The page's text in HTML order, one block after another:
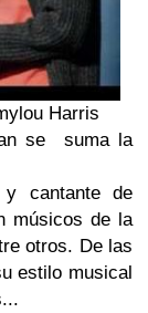
Harris
se suma la
y cantante de
músicos de la
otros. De las
estilo musical